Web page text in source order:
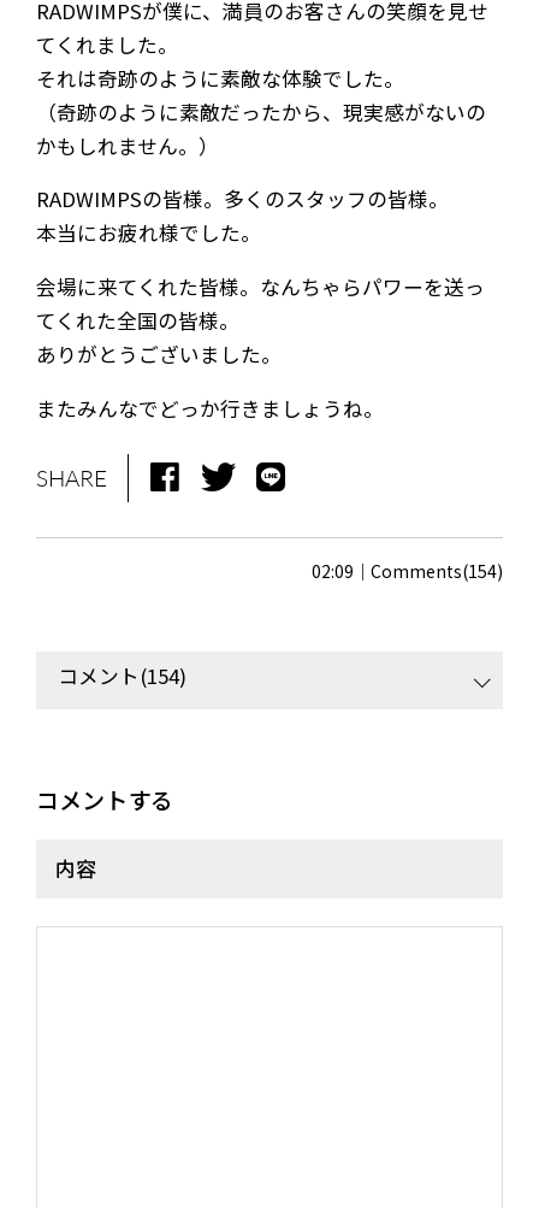
NEWS
LIVE
BIO
MUSIC
ARCHIVES
WIMP'S REPO
STAFF DIARY
CONTACT
RADWIMPSが僕に、満員のお客さんの笑顔を見せ
てくれました。
それは奇跡のように素敵な体験でした。
（奇跡のように素敵だったから、現実感がないの
かもしれません。）
RADWIMPSの皆様。多くのスタッフの皆様。
本当にお疲れ様でした。
会場に来てくれた皆様。なんちゃらパワーを送っ
てくれた全国の皆様。
ありがとうございました。
またみんなでどっか行きましょうね。
SHARE
02:09 Comments(154)
コメント(154)
コメントする
内容